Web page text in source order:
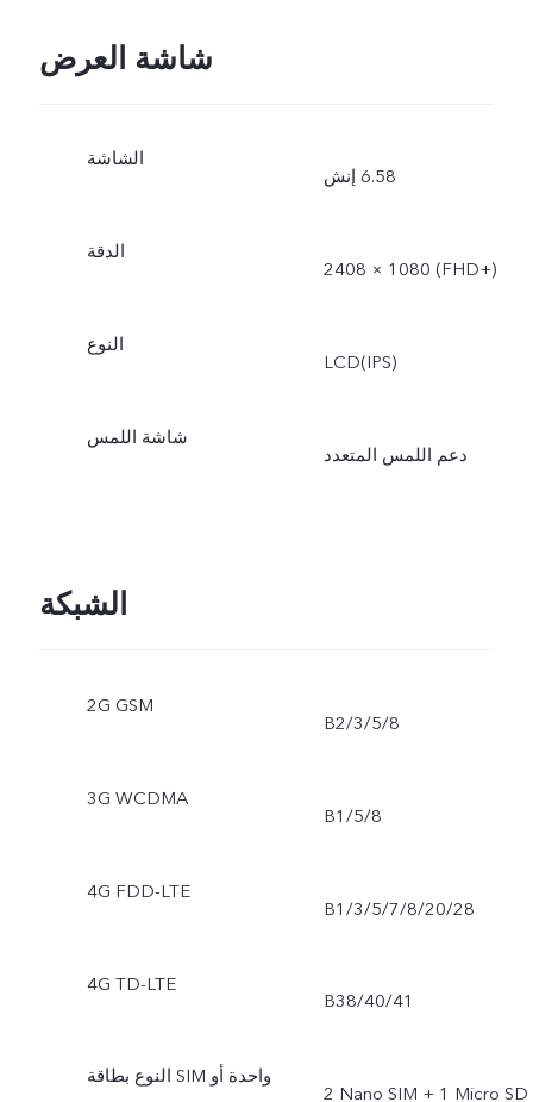
شاشة العرض
الشاشة
‫6.58 إنش
الدقة
2408 × 1080 (FHD+‎)
النوع
LCD(IPS)
شاشة اللمس
دعم اللمس المتعدد
الشبكة
2G GSM
B2/3/5/8
3G WCDMA
B1/5/8
4G FDD-LTE
B1/3/5/7/8/20/28
4G TD-LTE
B38/40/41
النوع بطاقة SIM واحدة أو
‎2 Nano SIM + 1 Micro SD